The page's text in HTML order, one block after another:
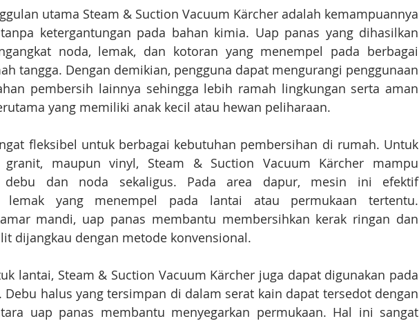
utama Steam & Suction Vacuum Kärcher adalah kemampuannya
ketergantungan pada bahan kimia. Uap panas yang dihasilkan
noda, lemak, dan kotoran yang menempel pada berbagai
tangga. Dengan demikian, pengguna dapat mengurangi penggunaan
pembersih lainnya sehingga lebih ramah lingkungan serta aman
yang memiliki anak kecil atau hewan peliharaan.
fleksibel untuk berbagai kebutuhan pembersihan di rumah. Untuk
granit, maupun vinyl, Steam & Suction Vacuum Kärcher mampu
debu dan noda sekaligus. Pada area dapur, mesin ini efektif
lemak yang menempel pada lantai atau permukaan tertentu.
mandi, uap panas membantu membersihkan kerak ringan dan
dijangkau dengan metode konvensional.
lantai, Steam & Suction Vacuum Kärcher juga dapat digunakan pada
Debu halus yang tersimpan di dalam serat kain dapat tersedot dengan
uap panas membantu menyegarkan permukaan. Hal ini sangat